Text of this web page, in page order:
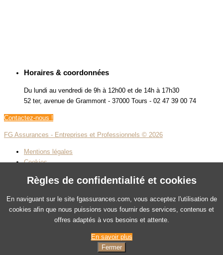
Horaires & coordonnées
Du lundi au vendredi de 9h à 12h00 et de 14h à 17h30
52 ter, avenue de Grammont - 37000 Tours - 02 47 39 00 74
Contactez-nous !
FG Assurances - Entreprises et Professionnels © 2026
Mentions légales
Cookies
Ajouter aux favoris
Facebook
Instagram
twitter
Règles de confidentialité et cookies
En naviguant sur le site fgassurances.com, vous acceptez l'utilisation de
cookies afin que nous puissions vous fournir des services, contenus et
offres adaptés à vos besoins et attente.
En savoir plus
Fermer